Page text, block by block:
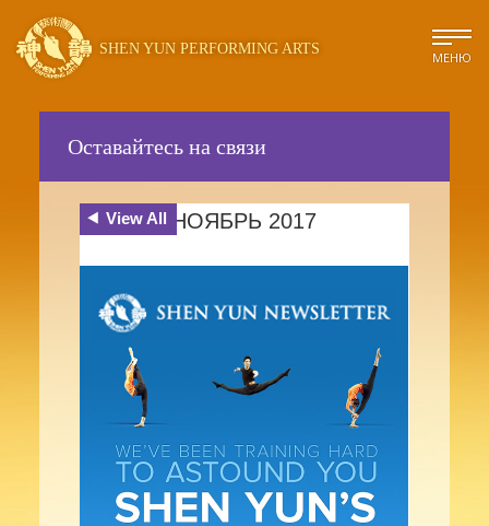
SHEN YUN PERFORMING ARTS
МЕНЮ
Оставайтесь на связи
View All НОЯБРЬ 2017